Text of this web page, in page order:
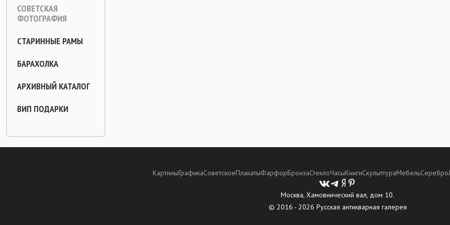
СОВЕТСКАЯ
ФОТОГРАФИЯ
СТАРИННЫЕ РАМЫ
БАРАХОЛКА
АРХИВНЫЙ КАТАЛОГ
ВИП ПОДАРКИ
КартиныГрафикаСоветскоеПлакатыФарфорБронзаСтеклоЧасыКнигиСкульптураМебельСеребро
Москва, Хамовнический вал, дом 10.
© 2016 - 2026 Русская антикварная галерея